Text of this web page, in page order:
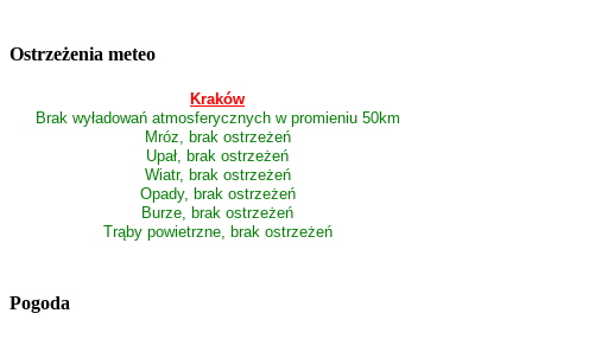
Ostrzeżenia meteo
Kraków
Brak wyładowań atmosferycznych w promieniu 50km
Mróz, brak ostrzeżeń
Upał, brak ostrzeżeń
Wiatr, brak ostrzeżeń
Opady, brak ostrzeżeń
Burze, brak ostrzeżeń
Trąby powietrzne, brak ostrzeżeń
Pogoda